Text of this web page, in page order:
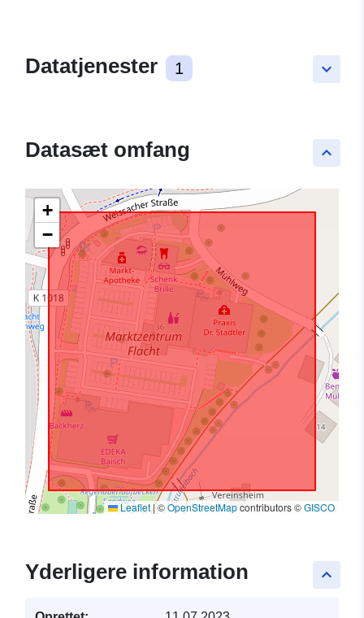
keyboard_arrow_down
Datatjenester 1
keyboard_arrow_up
Datasæt omfang
+
−
Leaflet|©OpenStreetMapcontributors ©GISCO
keyboard_arrow_up
Yderligere information